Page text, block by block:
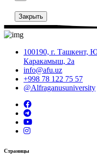
Закрыть
100190, г. Ташкент,
Каракамыш, 2а
info@afu.uz
+998 78 122 75 57
@Alfraganusuniversity
Страницы